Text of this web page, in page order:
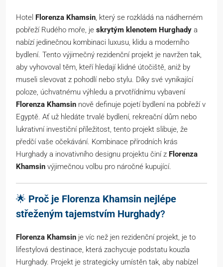
Hotel Florenza Khamsin , který se rozkládá na nádherném
pobřeží Rudého moře, je skrytým klenotem Hurghady a
nabízí jedinečnou kombinaci luxusu, klidu a moderního
bydlení. Tento výjimečný rezidenční projekt je navržen tak,
aby vyhovoval těm, kteří hledají klidné útočiště, aniž by
museli slevovat z pohodlí nebo stylu. Díky své vynikající
poloze, úchvatnému výhledu a prvotřídnímu vybavení
Florenza Khamsin nově definuje pojetí bydlení na pobřeží v
Egyptě. Ať už hledáte trvalé bydlení, rekreační dům nebo
lukrativní investiční příležitost, tento projekt slibuje, že
předčí vaše očekávání. Kombinace přírodních krás
Hurghady a inovativního designu projektu činí z Florenza
Khamsin výjimečnou volbu pro náročné kupující.
🌟 Proč je Florenza Khamsin nejlépe
střeženým tajemstvím Hurghady?
Florenza Khamsin je víc než jen rezidenční projekt, je to
lifestylová destinace, která zachycuje podstatu kouzla
Hurghady. Projekt je strategicky umístěn tak, aby nabízel